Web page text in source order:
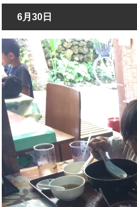
6月30日